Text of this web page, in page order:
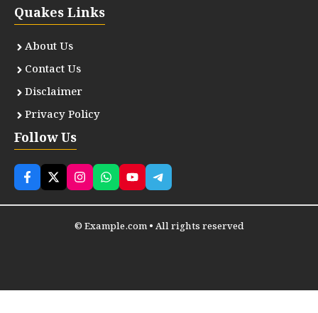
Quakes Links
About Us
Contact Us
Disclaimer
Privacy Policy
Follow Us
© Example.com • All rights reserved